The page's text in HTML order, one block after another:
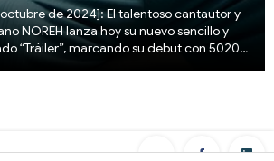
de 2024]: El talentoso cantautor y
NOREH lanza hoy su nuevo sencillo y
“Tráiler”, marcando su debut con 5020